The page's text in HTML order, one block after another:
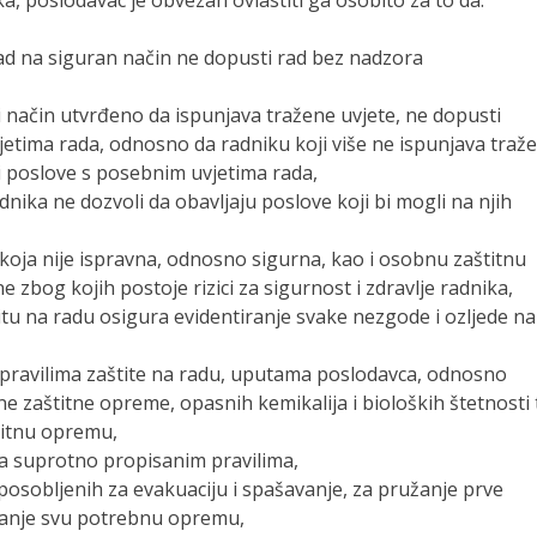
na siguran način ne dopusti rad bez nadzora
utvrđeno da ispunjava tražene uvjete, ne dopusti
rada, odnosno da radniku koji više ne ispunjava
s posebnim uvjetima rada,
ne dozvoli da obavljaju poslove koji bi mogli na njih
nije ispravna, odnosno sigurna, kao i osobnu zaštitnu
zbog kojih postoje rizici za sigurnost i zdravlje radnika,
na radu osigura evidentiranje svake nezgode i ozljede na
zaštite na radu, uputama poslodavca, odnosno
zaštitne opreme, opasnih kemikalija i bioloških štetnosti
opremu,
suprotno propisanim pravilima,
za evakuaciju i spašavanje, za pružanje prve
svu potrebnu opremu,